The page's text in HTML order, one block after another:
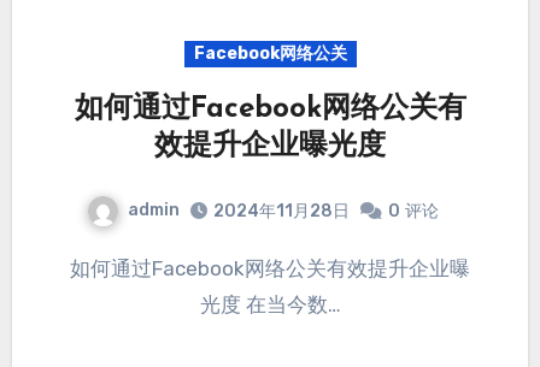
Facebook网络公关
如何通过Facebook网络公关有
效提升企业曝光度
admin 2024年11月28日 0 评论
如何通过Facebook网络公关有效提升企业曝
光度 在当今数…